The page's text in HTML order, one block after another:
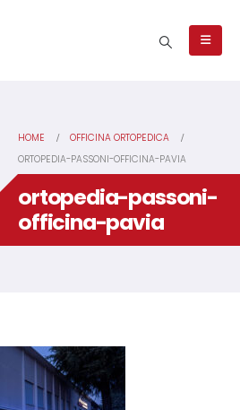
HOME
OFFICINA ORTOPEDICA
ORTOPEDIA-PASSONI-OFFICINA-PAVIA
ortopedia-passoni-
officina-pavia